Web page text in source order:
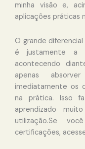
minha visão e,
aplicações práticas
O grande
é justamente a
acontecendo
apenas
imediatamente os
na prática. Isso
aprendizado
utilização.Se
certificações,